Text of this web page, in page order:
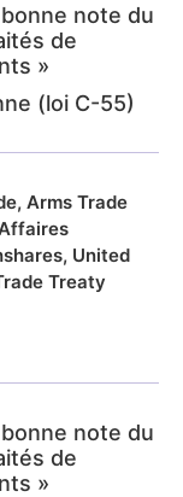
note du
de
»
(loi C-55)
, Arms Trade
, United
Treaty
note du
de
»